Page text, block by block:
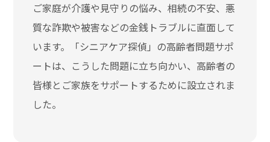
ご家庭が介護や見守りの悩み、相続の不安、悪
質な詐欺や被害などの金銭トラブルに直面して
います。「シニアケア探偵」の高齢者問題サポ
ートは、こうした問題に立ち向かい、高齢者の
皆様とご家族をサポートするために設立されま
した。